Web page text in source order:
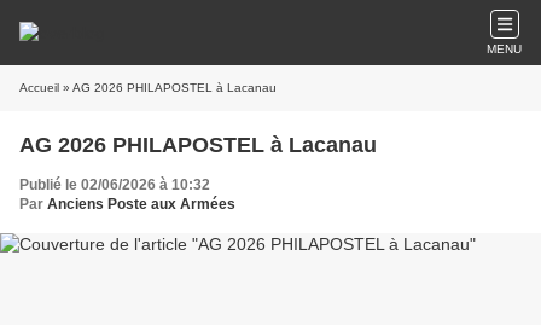
MENU
Accueil » AG 2026 PHILAPOSTEL à Lacanau
AG 2026 PHILAPOSTEL à Lacanau
Publié le 02/06/2026 à 10:32
Par Anciens Poste aux Armées